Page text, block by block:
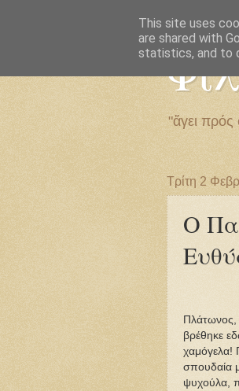
"ἄγει
Τρίτη 2
Ο
Πλάτωνος,
βρέθηκε
χαμόγελα!
σπουδαία
ψυχούλα,
This site uses
are shared with
statistics, and to